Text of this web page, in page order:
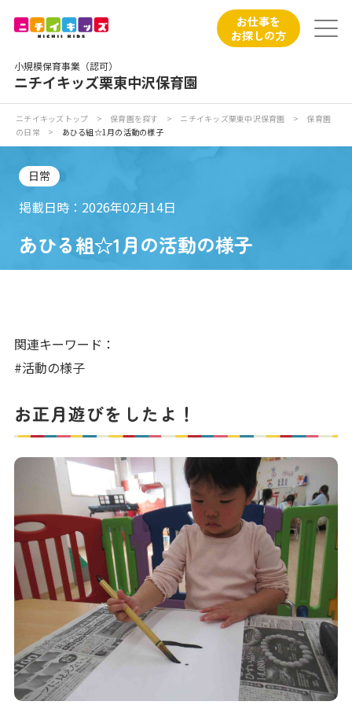
小規模保育事業（認可）
ニチイキッズ栗東中沢保育園
お仕事を
お探しの方
ニチイが大切にしていること
お食事
入園の概要
写真販売サービス
各種書類
よくあるご質問
保育園に関するお問い合わせ
プライバシーポリシー サイトのご利用について
サイトマップ ニチイ学館オフィシャルサイト
ニチイキッズトップ > 保育園を探す > ニチイキッズ栗東中沢保育園 >
保育園
の日常
> あひる組☆1月の活動の様子
日常
掲載日時：2026年02月14日
あひる組☆1月の活動の様子
関連キーワード：
#活動の様子
お正月遊びをしたよ！